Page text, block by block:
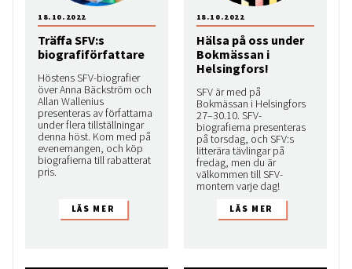
Träffa SFV:s
biografiförfattare
Höstens SFV-biografier
över Anna Bäckström och
Allan Wallenius
presenteras av författarna
under flera tillställningar
denna höst. Kom med på
evenemangen, och köp
biografierna till rabatterat
pris.
18.10.2022
Hälsa på oss under
Bokmässan i
Helsingfors!
SFV är med på
Bokmässan i Helsingfors
27–30.10. SFV-
biografierna presenteras
på torsdag, och SFV:s
litterära tävlingar på
fredag, men du är
välkommen till SFV-
montern varje dag!
18.10.2022